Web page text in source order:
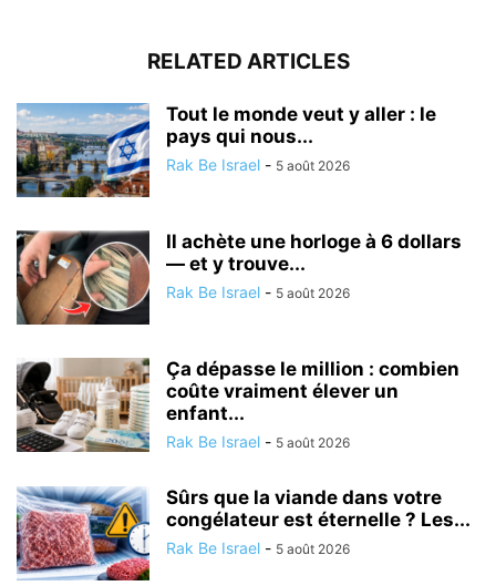
RELATED ARTICLES
Tout le monde veut y aller : le
pays qui nous...
Rak Be Israel - 5 août 2026
Il achète une horloge à 6 dollars
— et y trouve...
Rak Be Israel - 5 août 2026
Ça dépasse le million : combien
coûte vraiment élever un
enfant...
Rak Be Israel - 5 août 2026
Sûrs que la viande dans votre
congélateur est éternelle ? Les...
Rak Be Israel - 5 août 2026